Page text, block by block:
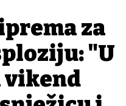
za
"U
vikend